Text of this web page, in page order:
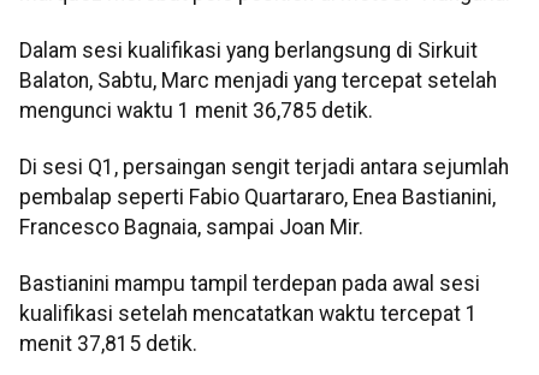
Dalam sesi kualifikasi yang berlangsung di Sirkuit
Balaton, Sabtu, Marc menjadi yang tercepat setelah
mengunci waktu 1 menit 36,785 detik.
Di sesi Q1, persaingan sengit terjadi antara sejumlah
pembalap seperti Fabio Quartararo, Enea Bastianini,
Francesco Bagnaia, sampai Joan Mir.
Bastianini mampu tampil terdepan pada awal sesi
kualifikasi setelah mencatatkan waktu tercepat 1
menit 37,815 detik.